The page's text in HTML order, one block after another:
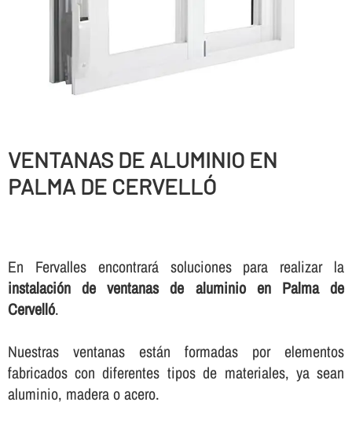
VENTANAS DE ALUMINIO EN
PALMA DE CERVELLÓ
En Fervalles encontrará soluciones para realizar la
instalación de ventanas de aluminio en Palma de
Cervelló.
Nuestras ventanas están formadas por elementos
fabricados con diferentes tipos de materiales, ya sean
aluminio, madera o acero.